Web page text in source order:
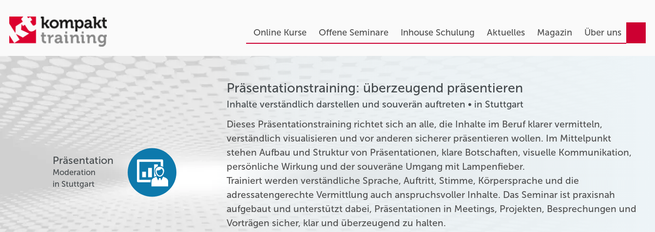
Online Kurse Offene Seminare Inhouse Schulung Aktuelles Magazin Über uns
Präsentation
Moderation
in Stuttgart
Präsentationstraining: überzeugend präsentieren
Inhalte verständlich darstellen und souverän auftreten • in Stuttgart
Dieses Präsentationstraining richtet sich an alle, die Inhalte im Beruf klarer vermitteln,
verständlich visualisieren und vor anderen sicherer präsentieren wollen. Im Mittelpunkt
stehen Aufbau und Struktur von Präsentationen, klare Botschaften, visuelle Kommunikation,
persönliche Wirkung und der souveräne Umgang mit Lampenfieber.
Trainiert werden verständliche Sprache, Auftritt, Stimme, Körpersprache und die
adressatengerechte Vermittlung auch anspruchsvoller Inhalte. Das Seminar ist praxisnah
aufgebaut und unterstützt dabei, Präsentationen in Meetings, Projekten, Besprechungen und
Vorträgen sicher, klar und überzeugend zu halten.